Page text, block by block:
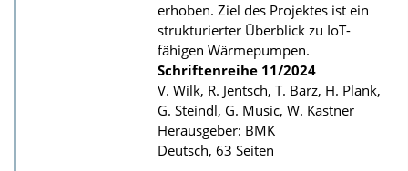
l
i
k
a
t
i
erhoben. Ziel des Projektes ist ein
strukturierter Überblick zu IoT-
fähigen Wärmepumpen.
Schriftenreihe 11/2024
V. Wilk, R. Jentsch, T. Barz, H. Plank,
G. Steindl, G. Music, W. Kastner
Herausgeber: BMK
Deutsch, 63 Seiten